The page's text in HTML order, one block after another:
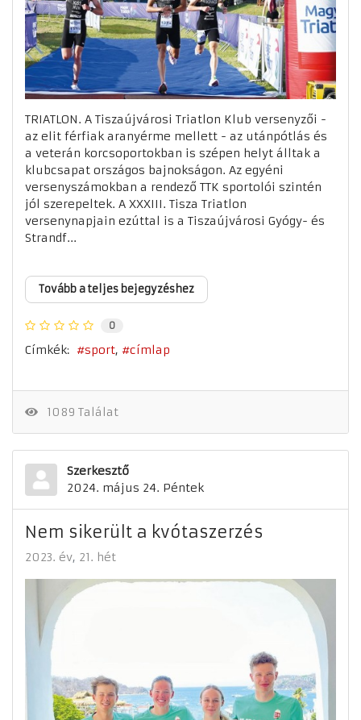
TRIATLON. A Tiszaújvárosi Triatlon Klub versenyzői -
az elit férfiak aranyérme mellett - az utánpótlás és
a veterán korcsoportokban is szépen helyt álltak a
klubcsapat országos bajnokságon. Az egyéni
versenyszámokban a rendező TTK sportolói szintén
jól szerepeltek. A XXXIII. Tisza Triatlon
versenynapjain ezúttal is a Tiszaújvárosi Gyógy- és
Strandf...
Tovább a teljes bejegyzéshez
0
Címkék: sport címlap
1089 Találat
Szerkesztő
2024. május 24. Péntek
Nem sikerült a kvótaszerzés
2023. év 21. hét